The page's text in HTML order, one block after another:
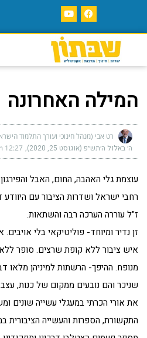
המילה האחרונה
רט אבי (מנהל חינוכי ועורך התלמוד
ה׳ באלול ה׳תש״פ (אוגוסט 25, 2020) 12:27 pm
עוצמת גלי האהבה, החום, האבל
רחבי ישראל ושדרות הציבור עם
ז"ל עוררה הערכה רבה והשתאות.
זן נדיר ומיוחד- פוליטיקאי בלי
איש ציבור ללא קופת שרצים. סופר
מנופח. ההיפך- הרשתות למיניהן מלאו
שניכר והם נובעים ממקום של כנות,
את אורי הכרתי במעגלי עשייה שונים